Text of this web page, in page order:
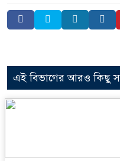
এই বিভাগের আরও কিছু